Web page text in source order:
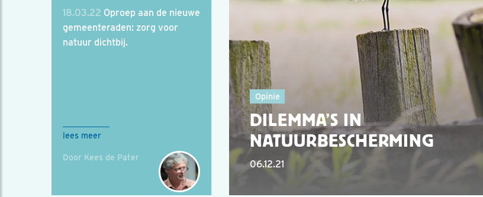
18.03.22 Oproep aan de nieuwe
gemeenteraden: zorg voor
natuur dichtbij.
lees meer
Door Kees de Pater
Opinie
DILEMMA’S IN
NATUURBESCHERMING
06.12.21